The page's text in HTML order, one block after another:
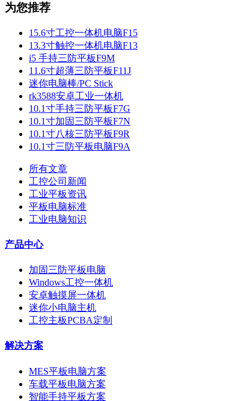
为您推荐
15.6寸工控一体机电脑F15
13.3寸触控一体机电脑F13
i5 手持三防平板F9M
11.6寸超薄三防平板F11J
迷你电脑棒/PC Stick
rk3588安卓工业一体机
10.1寸手持三防平板F7G
10.1寸加固三防平板F7N
10.1寸八核三防平板F9R
10.1寸三防平板电脑F9A
所有文章
工控公司新闻
工业平板资讯
平板电脑标准
工业电脑知识
产品中心
加固三防平板电脑
Windows工控一体机
安卓触摸屏一体机
迷你小电脑主机
工控主板PCBA定制
解决方案
MES平板电脑方案
车载平板电脑方案
智能手持平板方案